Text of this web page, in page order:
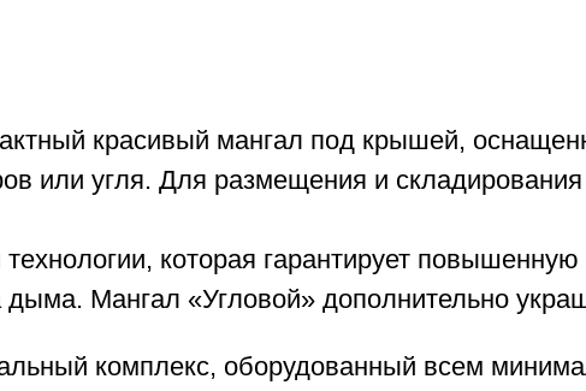
красивый мангал под крышей,
или угля. Для размещения и
которая гарантирует
Мангал «Угловой» дополнительно
комплекс, оборудованный всем